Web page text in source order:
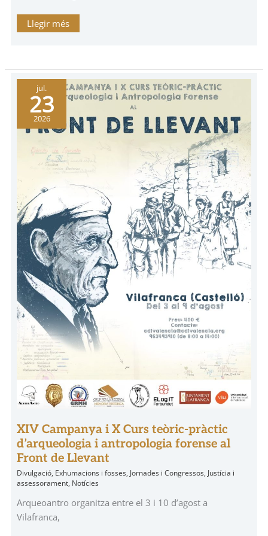
Llegir més
jul.
23
2026
XIV Campanya i X Curs teòric-pràctic
d’arqueologia i antropologia forense al
Front de Llevant
Divulgació, Exhumacions i fosses, Jornades i Congressos, Justícia i
assessorament, Notícies
Arqueoantro organitza entre el 3 i 10 d’agost a
Vilafranca,
XIV
Campanya
X
Curs
teòric-
pràctic
antropologia
forense
Llevant